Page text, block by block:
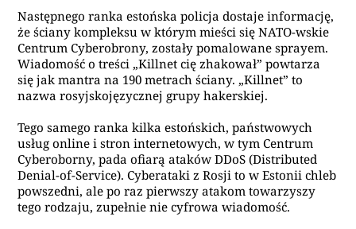
Następnego ranka estońska policja dostaje informację,
że ściany kompleksu w którym mieści się NATO-wskie
Centrum Cyberobrony, zostały pomalowane sprayem.
Wiadomość o treści „Killnet cię zhakował” powtarza
się jak mantra na 190 metrach ściany. „Killnet” to
nazwa rosyjskojęzycznej grupy hakerskiej.
Tego samego ranka kilka estońskich, państwowych
usług online i stron internetowych, w tym Centrum
Cyberoborny, pada ofiarą ataków DDoS (Distributed
Denial-of-Service). Cyberataki z Rosji to w Estonii chleb
powszedni, ale po raz pierwszy atakom towarzyszy
tego rodzaju, zupełnie nie cyfrowa wiadomość.